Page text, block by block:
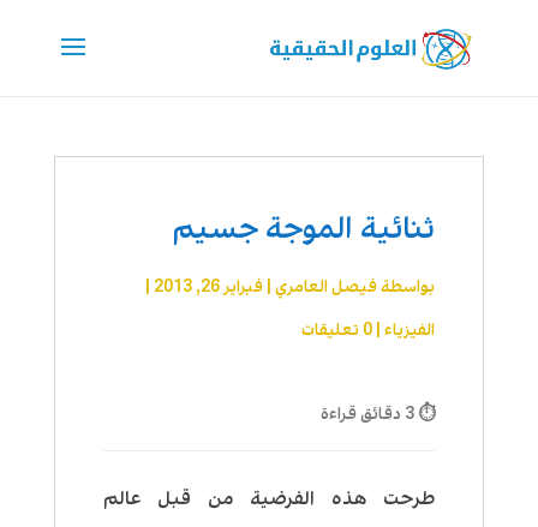
ثنائية الموجة جسيم
بواسطةفيصل العامري| فبراير 26, 2013
الفيزياء| 0 تعليقات
⏱ 3 دقائق قراءة
طرحت هذه الفرضية من قبل عالم